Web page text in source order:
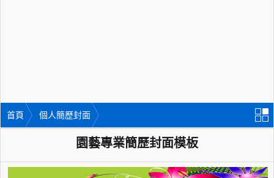
首頁 個人簡歷封面
園藝專業簡歷封面模板